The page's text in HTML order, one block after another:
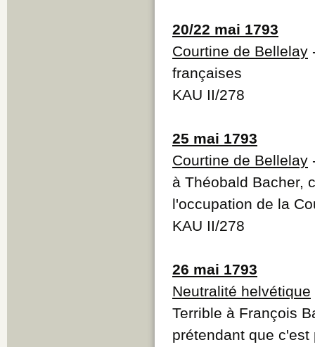
20/22 mai 1793
Courtine de Bellelay
françaises
KAU II/278
25 mai 1793
Courtine de Bellelay
à Théobald Bacher,
l'occupation de la
KAU II/278
26 mai 1793
Neutralité helvétique
Terrible à François
prétendant que